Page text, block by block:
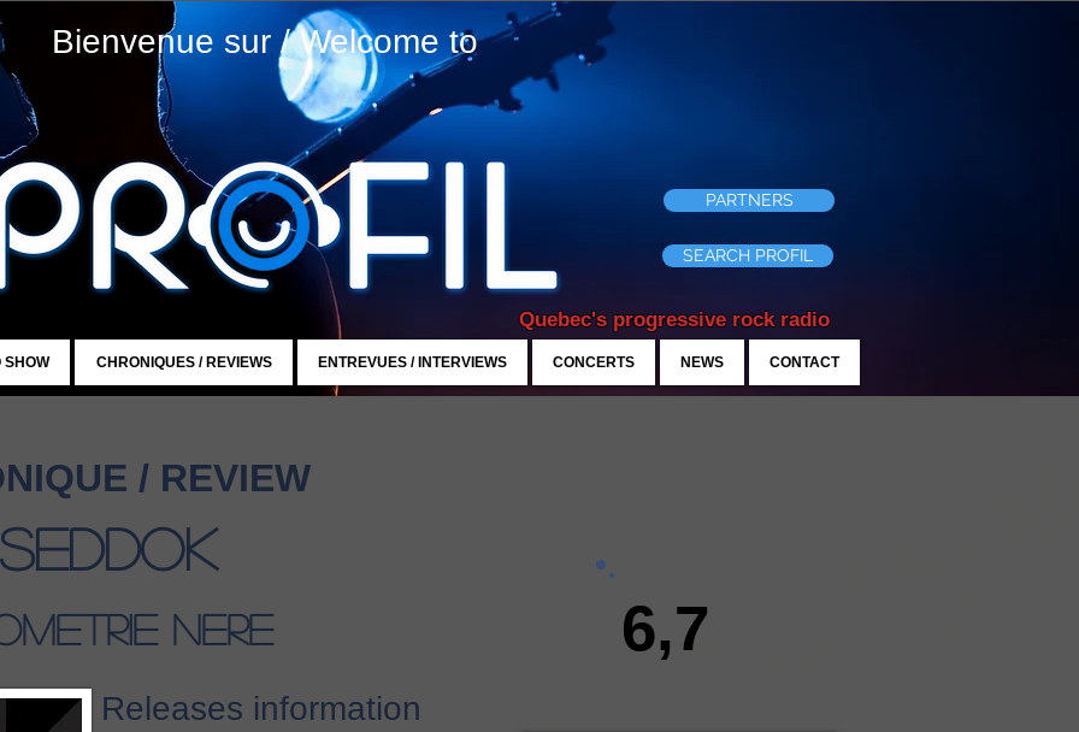
Bienvenue sur / Welcome to
Quebec's progressive rock radio
SEARCH PROFIL
PARTNERS
SHOW CHRONIQUES / REVIEWS ENTREVUES / INTERVIEWS CONCERTS NEWS CONTACT
/ REVIEW
Seddok
Nere
Releases information
6,7